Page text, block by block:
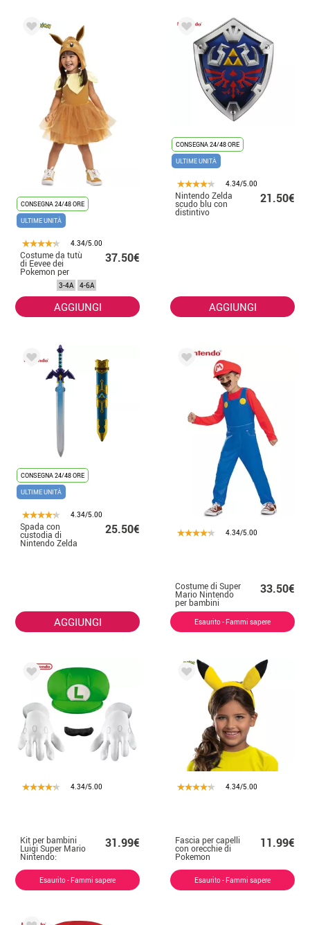
CONSEGNA 24/48 ORE
ULTIME UNITÀ
4.34/5.00
Costume da tutù
di Eevee dei
Pokemon per
37.50€
3-4A 4-6A
AGGIUNGI
CONSEGNA 24/48 ORE
ULTIME UNITÀ
4.34/5.00
Nintendo Zelda
scudo blu con
distintivo
21.50€
AGGIUNGI
CONSEGNA 24/48 ORE
ULTIME UNITÀ
4.34/5.00
Spada con
custodia di
Nintendo Zelda
25.50€
AGGIUNGI
4.34/5.00
Costume di Super
Mario Nintendo
per bambini
33.50€
Esaurito - Fammi sapere
4.34/5.00
Kit per bambini
Luigi Super Mario
Nintendo:
baffi
31.99€
Esaurito - Fammi sapere
4.34/5.00
Fascia per capelli
con orecchie di
Pokemon
bambini
11.99€
Esaurito - Fammi sapere